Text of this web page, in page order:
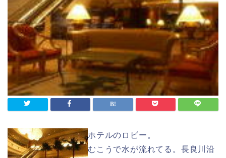
ホテルのロビー。
むこうで水が流れてる。長良川沿